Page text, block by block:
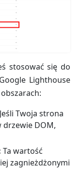
stosować się do
Google Lighthouse
Jeśli Twoja strona
drzewie DOM,
Ta wartość
zagnieżdżonymi